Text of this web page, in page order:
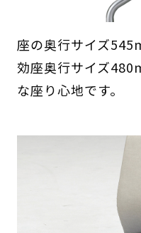
座の奥行サイズ
効座奥行サイズ
な座り心地です。